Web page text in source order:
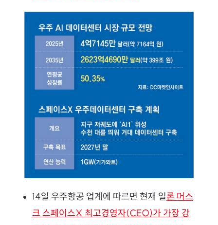
14일 우주항공 업계에 따르면 현재 일론 머스
크 스페이스X 최고경영자(CEO)가 가장 강